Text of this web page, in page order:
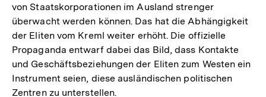
von Staatskorporationen im Ausland strenger
überwacht werden können. Das hat die Abhängigkeit
der Eliten vom Kreml weiter erhöht. Die offizielle
Propaganda entwarf dabei das Bild, dass Kontakte
und Geschäftsbeziehungen der Eliten zum Westen ein
Instrument seien, diese ausländischen politischen
Zentren zu unterstellen.